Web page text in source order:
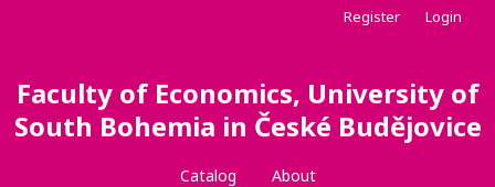
Faculty of Economics, University of
South Bohemia in České Budějovice
Catalog About
Register Login